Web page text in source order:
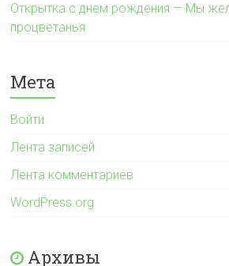
Открытка с днем рождения — Мы
процветанья
Мета
Войти
Лента записей
Лента комментариев
WordPress.org
Архивы